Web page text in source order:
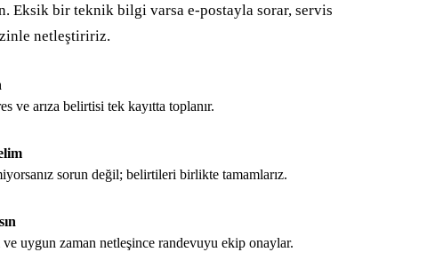
Eksik bir teknik bilgi varsa e-postayla sorar, servis
netleştiririz.
ve arıza belirtisi tek kayıtta toplanır.
sorun değil; belirtileri birlikte tamamlarız.
ve uygun zaman netleşince randevuyu ekip onaylar.